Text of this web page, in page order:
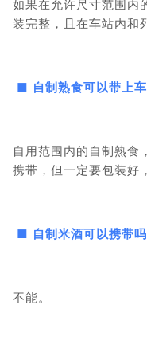
如果在允许尺寸范围内
装完整，且在车站内和
■ 自制熟食可以带上
自用范围内的自制熟食
携带，但一定要包装好
■ 自制米酒可以携带吗
不能。